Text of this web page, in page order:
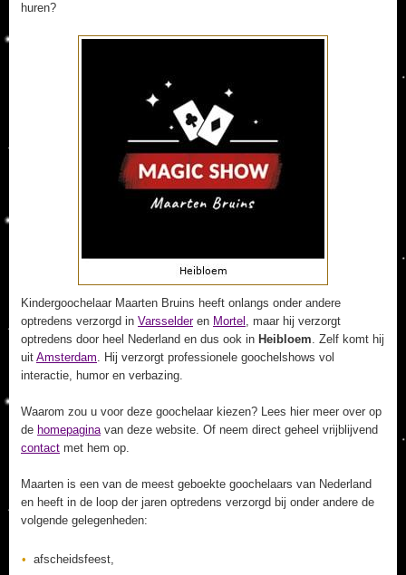
huren?
Kindergoochelaar Maarten Bruins heeft onlangs onder andere
optredens verzorgd in Varsselderen Mortel , maar hij verzorgt
optredens door heel Nederland en dus ook in Heibloem. Zelf komt hij
uit Amsterdam. Hij verzorgt professionele goochelshows vol
interactie, humor en verbazing.
Waarom zou u voor deze goochelaar kiezen? Lees hier meer over op
de homepaginavan deze website. Of neem direct geheel vrijblijvend
contact met hem op.
Maarten is een van de meest geboekte goochelaars van Nederland
en heeft in de loop der jaren optredens verzorgd bij onder andere de
volgende gelegenheden:
afscheidsfeest,